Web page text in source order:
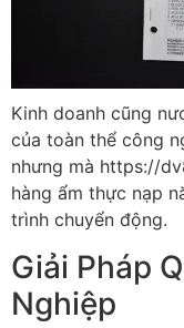
Kinh doanh cũng
của toàn thể công
nhưng mà https://
hàng ẩm thực nạp
trình chuyển động.
Giải Pháp
Nghiệp